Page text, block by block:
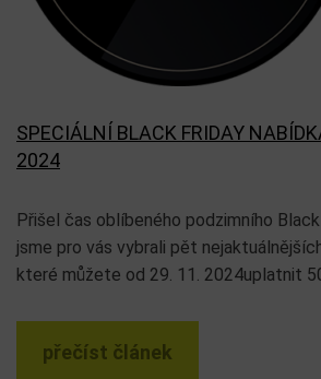
SPECIÁLNÍ BLACK FRIDAY
2024
Přišel čas oblíbeného podzimního
jsme pro vás vybrali pět
které můžete od 29. 11. 2024uplatnit
přečíst článek